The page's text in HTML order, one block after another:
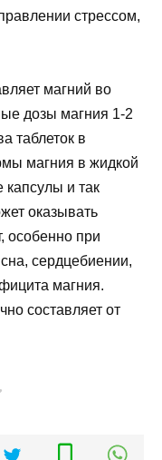
стрессом,
магний во
дозы магния 1-2
таблеток в
магния в жидкой
и так
оказывать
особенно при
сердцебиении,
магния.
составляет от